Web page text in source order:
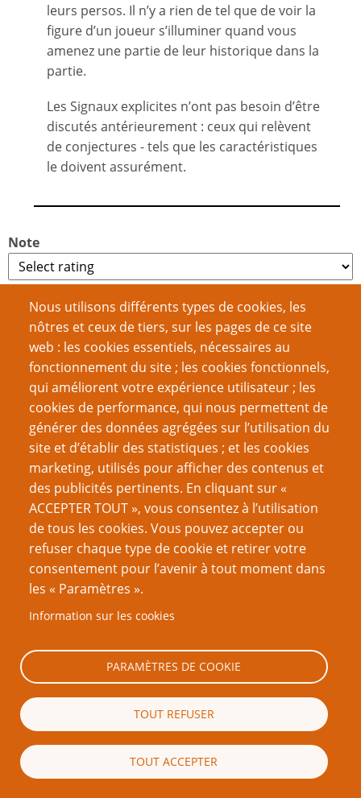
leurs persos. Il n’y a rien de tel que de voir la
figure d’un joueur s’illuminer quand vous
amenez une partie de leur historique dans la
partie.
Les Signaux explicites n’ont pas besoin d’être
discutés antérieurement : ceux qui relèvent
de conjectures - tels que les caractéristiques
le doivent assurément.
Note
Mots-clés
accroches compétences
feuille de
personnage
inspirations
Catégorie
Outils de maîtrise
Auteur.ice.s
Martin Ralya
Nom du site d'Origine
Gnome Stew
Traducteur.ice.s
Ajouter un commentaire
Votre nom
Nous utilisons différents types de cookies, les
nôtres et ceux de tiers, sur les pages de ce site
web : les cookies essentiels, nécessaires au
fonctionnement du site ; les cookies fonctionnels,
qui améliorent votre expérience utilisateur ; les
cookies de performance, qui nous permettent de
générer des données agrégées sur l’utilisation du
site et d’établir des statistiques ; et les cookies
marketing, utilisés pour afficher des contenus et
des publicités pertinents. En cliquant sur «
ACCEPTER TOUT », vous consentez à l’utilisation
de tous les cookies. Vous pouvez accepter ou
refuser chaque type de cookie et retirer votre
consentement pour l’avenir à tout moment dans
les « Paramètres ».
Information sur les cookies
PARAMÈTRES DE COOKIE
TOUT REFUSER
TOUT ACCEPTER